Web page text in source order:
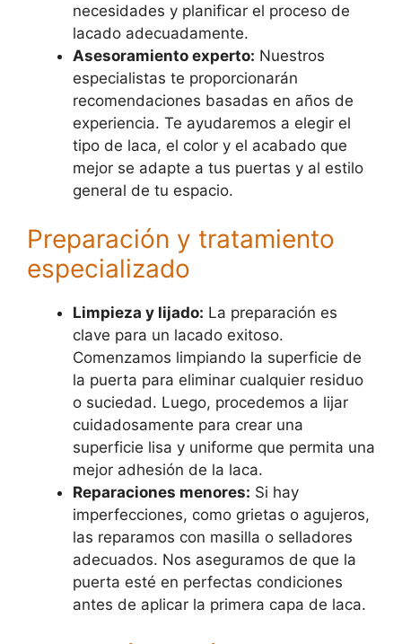
necesidades y planificar el proceso de
lacado adecuadamente.
Asesoramiento experto: Nuestros
especialistas te proporcionarán
recomendaciones basadas en años de
experiencia. Te ayudaremos a elegir el
tipo de laca, el color y el acabado que
mejor se adapte a tus puertas y al estilo
general de tu espacio.
Preparación y tratamiento
especializado
Limpieza y lijado: La preparación es
clave para un lacado exitoso.
Comenzamos limpiando la superficie de
la puerta para eliminar cualquier residuo
o suciedad. Luego, procedemos a lijar
cuidadosamente para crear una
superficie lisa y uniforme que permita una
mejor adhesión de la laca.
Reparaciones menores: Si hay
imperfecciones, como grietas o agujeros,
las reparamos con masilla o selladores
adecuados. Nos aseguramos de que la
puerta esté en perfectas condiciones
antes de aplicar la primera capa de laca.